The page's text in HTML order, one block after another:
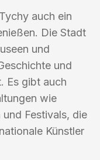
auch ein
Die Stadt
und
und
Es gibt auch
wie
Festivals, die
Künstler